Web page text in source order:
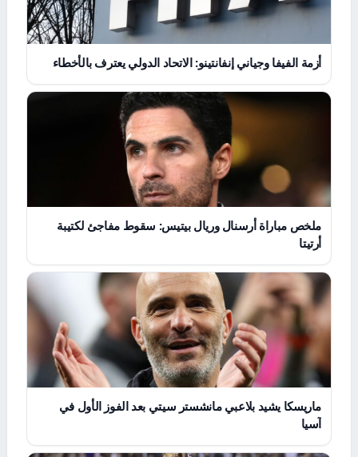
أزمة الفيفا وجياني إنفانتينو: الاتحاد الدولي يعترف بالأخطاء
ملخص مباراة أرسنال وريال بيتيس: سقوط مفاجئ لكتيبة
أرتيتا
ماريسكا يشيد بلاعبي مانشستر سيتي بعد الفوز الأول في
آسيا